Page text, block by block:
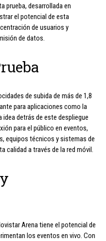
prueba, desarrollada en
el potencial de esta
de usuarios y
de datos.
de subida de más de 1,8
para aplicaciones como la
detrás de este despliegue
para el público en eventos,
equipos técnicos y sistemas de
calidad a través de la red móvil.
Arena tiene el potencial de
los eventos en vivo. Con